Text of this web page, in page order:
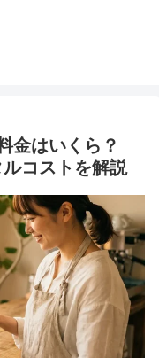
金はいくら？
コストを解説